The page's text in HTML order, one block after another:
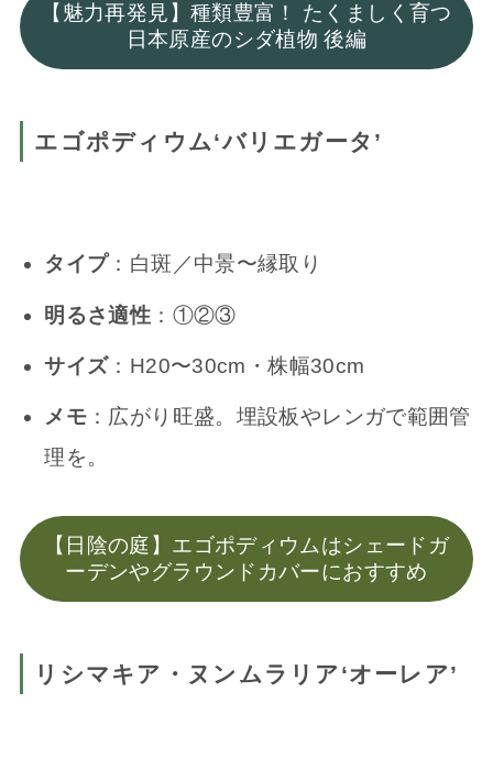
【魅力再発見】種類豊富！ たくましく育つ
日本原産のシダ植物 後編
エゴポディウム‘バリエガータ’
タイプ：白斑／中景〜縁取り
明るさ適性 ：①②③
サイズ：H20〜30cm・株幅30cm
メモ ：広がり旺盛。埋設板やレンガで範囲管
理を。
【日陰の庭】エゴポディウムはシェードガ
ーデンやグラウンドカバーにおすすめ
リシマキア・ヌンムラリア‘オーレア’